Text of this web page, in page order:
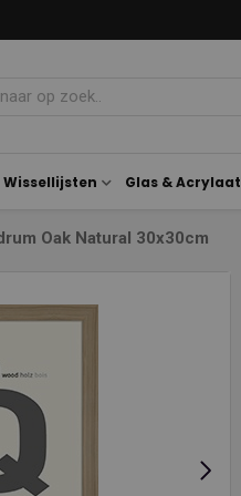
Wissellijsten Glas & Acrylaat
Oak Natural 30x30cm